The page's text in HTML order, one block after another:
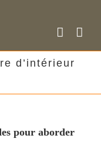
d’intérieur
pour aborder